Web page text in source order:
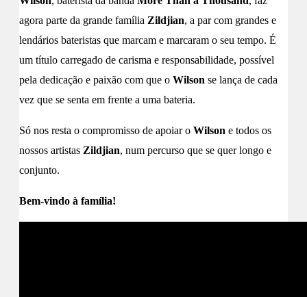
agora parte da grande família Zildjian, a par com grandes e
lendários bateristas que marcam e marcaram o seu tempo. É
um título carregado de carisma e responsabilidade, possível
pela dedicação e paixão com que o Wilson se lança de cada
vez que se senta em frente a uma bateria.
Só nos resta o compromisso de apoiar o Wilson e todos os
nossos artistas Zildjian, num percurso que se quer longo e
conjunto.
Bem-vindo à família!